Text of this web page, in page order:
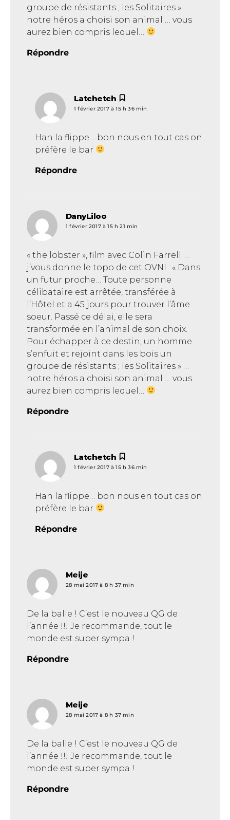
groupe de résistants ; les Solitaires » …
notre héros a choisi son animal … vous
aurez bien compris lequel…
Répondre
Latchetch
1 février 2017 à 15 h 36 min
Han la flippe… bon nous en tout cas on
préfère le bar
Répondre
DanyLiloodit :
1 février 2017 à 15 h 21 min
« the lobster », film avec Colin Farrell …
j’vous donne le topo de cet OVNI : « Dans
un futur proche… Toute personne
célibataire est arrêtée, transférée à
l’Hôtel et a 45 jours pour trouver l’âme
soeur. Passé ce délai, elle sera
transformée en l’animal de son choix.
Pour échapper à ce destin, un homme
s’enfuit et rejoint dans les bois un
groupe de résistants ; les Solitaires » …
notre héros a choisi son animal … vous
aurez bien compris lequel…
Répondre
Latchetch
1 février 2017 à 15 h 36 min
Han la flippe… bon nous en tout cas on
préfère le bar
Répondre
Meije
28 mai 2017 à 8 h 37 min
De la balle ! C’est le nouveau QG de
l’année !!! Je recommande, tout le
monde est super sympa !
Répondre
Meije
28 mai 2017 à 8 h 37 min
De la balle ! C’est le nouveau QG de
l’année !!! Je recommande, tout le
monde est super sympa !
Répondre